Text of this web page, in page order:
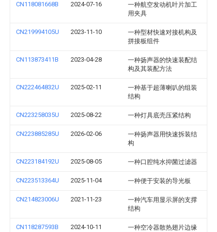
CN118081668B 2024-07-16
一种航空发动机叶片加工
用夹具
CN219994105U 2023-11-10
一种型材快速对接机构及
拼接板组件
CN113873411B 2023-04-28
一种扬声器的快速装配结
构及其装配方法
CN222464832U 2025-02-11
一种基于超薄喇叭的组装
结构
CN223258035U 2025-08-22 一种灯具底壳压紧结构
CN223885285U 2026-02-06
一种扬声器用快速拆装结
构
CN223184192U 2025-08-05 一种口腔纯水抑菌过滤器
CN223513364U 2025-11-04 一种便于安装的导光板
CN214823006U 2021-11-23
一种汽车用显示屏的支撑
结构
CN118287593B 2024-10-11
一种空冷器散热翅片边缘